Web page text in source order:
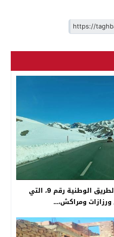
أفادت مصادر محلية بأن الطريق الوطنية رقم 9، التي
ورزازات ومراكش،…